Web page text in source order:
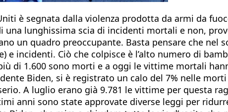
è segnata dalla violenza prodotta da armi da
una lunghissima scia di incidenti mortali e non,
un quadro preoccupante. Basta pensare che nel
incidenti. Ciò che colpisce è l’alto numero di
di 1.600 sono morti e a oggi le vittime mortali
Biden, si è registrato un calo del 7% nelle
A luglio erano già 9.781 le vittime per questa
anni sono state approvate diverse leggi per